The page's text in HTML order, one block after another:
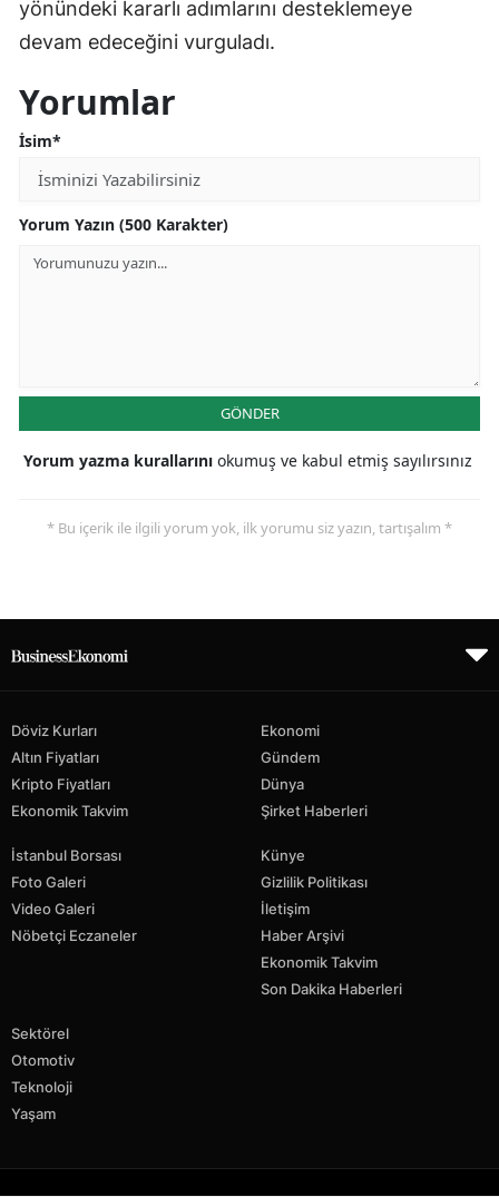
yönündeki kararlı adımlarını desteklemeye
devam edeceğini vurguladı.
Yorumlar
İsim*
Yorum Yazın (500 Karakter)
GÖNDER
Yorum yazma kurallarını okumuş ve kabul etmiş sayılırsınız
* Bu içerik ile ilgili yorum yok, ilk yorumu siz yazın, tartışalım *
Döviz Kurları
Altın Fiyatları
Kripto Fiyatları
Ekonomik Takvim
Ekonomi
Gündem
Dünya
Şirket Haberleri
İstanbul Borsası
Foto Galeri
Video Galeri
Nöbetçi Eczaneler
Künye
Gizlilik Politikası
İletişim
Haber Arşivi
Ekonomik Takvim
Son Dakika Haberleri
Sektörel
Otomotiv
Teknoloji
Yaşam